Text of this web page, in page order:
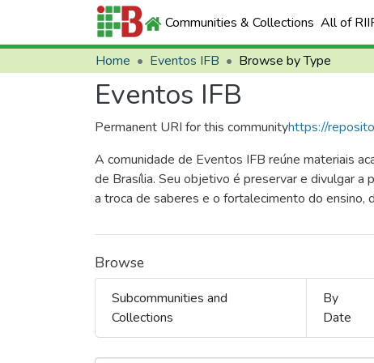
Communities & Collections All of
Home Eventos IFB Browse by Type
Eventos IFB
Permanent URI for this communityhttps://
A comunidade de Eventos IFB reúne materiais
de Brasília. Seu objetivo é preservar e divulgar a
a troca de saberes e o fortalecimento do ensino,
Browse
Subcommunities and
Collections
By
Date